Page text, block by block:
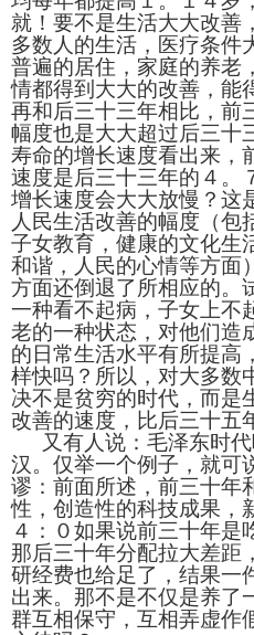
就！要不是生活大大改善
多数人的生活，医疗条件
普遍的居住，家庭的养老
情都得到大大的改善，能
再和后三十三年相比，前
幅度也是大大超过后三十
寿命的增长速度看出来，
速度是后三十三年的４。
增长速度会大大放慢？这
人民生活改善的幅度（包
子女教育，健康的文化生
和谐，人民的心情等方面
方面还倒退了所相应的。
一种看不起病，子女上不
老的一种状态，对他们造
的日常生活水平有所提高
样快吗？所以，对大多数
决不是贫穷的时代，而是
改善的速度，比后三十五
又有人说：毛泽东时
汉。仅举一个例子，就可
谬：前面所述，前三十年
性，创造性的科技成果，
４：０如果说前三十年是
那后三十年分配拉大差距
研经费也给足了，结果一
出来。那不是不仅是养了
群互相保守，互相弄虚作